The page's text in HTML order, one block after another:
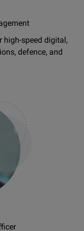
high-speed digital,
defence, and